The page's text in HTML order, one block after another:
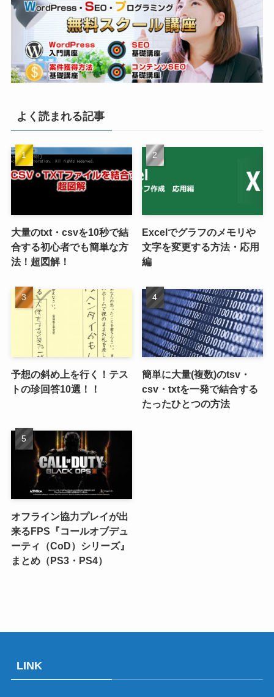
よく読まれる記事
大量のtxt・csvを10秒で結
合する初心者でも簡単な方
法！超図解！
Excelでグラフのメモリや
文字を変更する方法・応用
編
予想の斜め上を行く！テス
トの珍回答10選！！
簡単に大量(複数)のtsv・
csv・txtを一発で結合する
たったひとつの方法
オフライン協力プレイが出
来るFPS『コールオブデュ
ーティ（CoD）シリーズ』
まとめ（PS3・PS4）
LINK